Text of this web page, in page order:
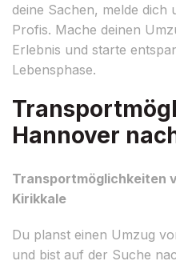
deine Sachen, melde dich
Profis. Mache deinen
Erlebnis und starte
Lebensphase.
Hannover
Transportmöglichkeiten
Kirikkale
Du planst einen Umzug
und bist auf der Suche